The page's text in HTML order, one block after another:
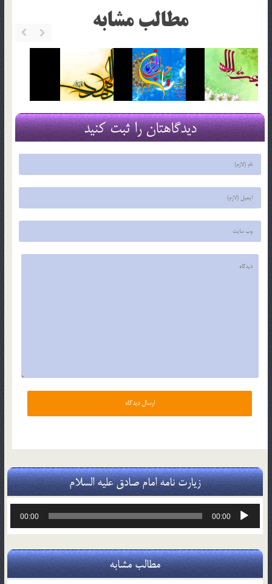
مطالب مشابه
دیدگاهتان را ثبت کنید
زیارت نامه امام صادق علیه السلام
پخش‌کننده
00:00
00:00
مطالب مشابه